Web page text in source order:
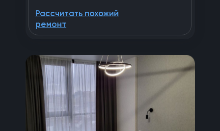
Рассчитать похожий
ремонт